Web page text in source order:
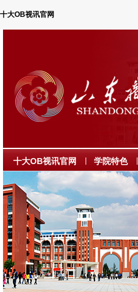
十大OB视讯官网
十大OB视讯官网 学院特色